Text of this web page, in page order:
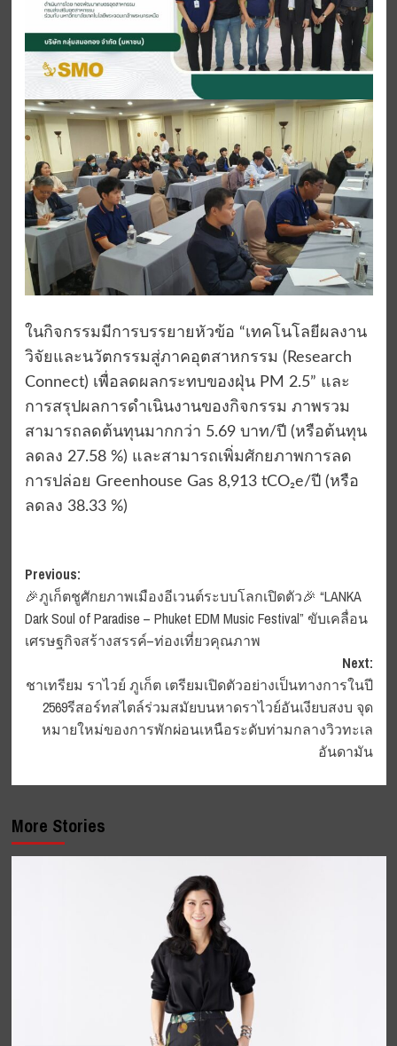
ในกิจกรรมมีการบรรยายหัวข้อ “เทคโนโลยีผลงาน
วิจัยและนวัตกรรมสู่ภาคอุตสาหกรรม (Research
Connect) เพื่อลดผลกระทบของฝุ่น PM 2.5” และ
การสรุปผลการดำเนินงานของกิจกรรม ภาพรวม
สามารถลดต้นทุนมากกว่า 5.69 บาท/ปี (หรือต้นทุน
ลดลง 27.58 %) และสามารถเพิ่มศักยภาพการลด
การปล่อย Greenhouse Gas 8,913 tCO₂e/ปี (หรือ
ลดลง 38.33 %)
Post
navigation
Previous:
🎉ภูเก็ตชูศักยภาพเมืองอีเวนต์ระบบโลกเปิดตัว🎉 “LANKA
Dark Soul of Paradise – Phuket EDM Music Festival” ขับเคลื่อน
เศรษฐกิจสร้างสรรค์–ท่องเที่ยวคุณภาพ
Next:
ชาเทรียม ราไวย์ ภูเก็ต เตรียมเปิดตัวอย่างเป็นทางการในปี
2569รีสอร์ทสไตล์ร่วมสมัยบนหาดราไวย์อันเงียบสงบ จุด
หมายใหม่ของการพักผ่อนเหนือระดับท่ามกลางวิวทะเล
อันดามัน
More Stories